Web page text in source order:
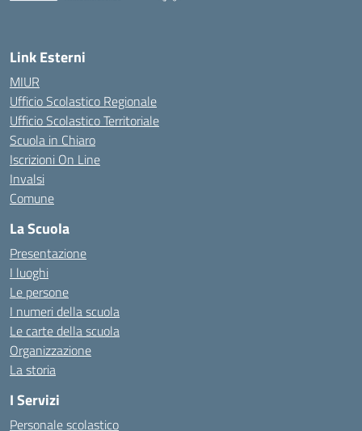
Link Esterni
MIUR
Ufficio Scolastico Regionale
Ufficio Scolastico Territoriale
Scuola in Chiaro
Iscrizioni On Line
Invalsi
Comune
La Scuola
Presentazione
I luoghi
Le persone
I numeri della scuola
Le carte della scuola
Organizzazione
La storia
I Servizi
Personale scolastico